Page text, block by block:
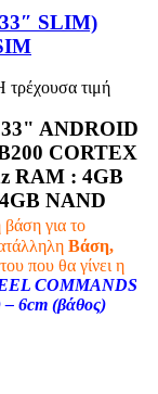
SLIM)
τρέχουσα τιμή
ANDROID
CORTEX
RAM : 4GB
GB NAND
για το
Βάση,
που θα γίνει η
COMMANDS
– 6cm (βάθος)